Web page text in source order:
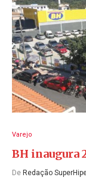
Varejo
BH inaugura
De Redação